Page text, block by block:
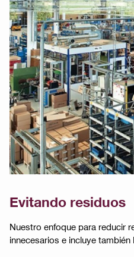
Evitando residuos
Nuestro enfoque para reducir
innecesarios e incluye